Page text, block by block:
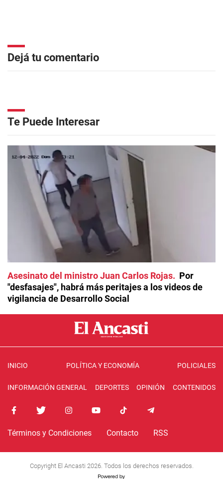
Dejá tu comentario
Te Puede Interesar
Asesinato del ministro Juan Carlos Rojas
Por
"desfasajes", habrá más peritajes a los videos de
vigilancia de Desarrollo Social
INICIO POLÍTICA Y ECONOMÍA POLICIALES
INFORMACIÓN GENERAL DEPORTES OPINIÓN CONTENIDOS
Términos y Condiciones Contacto RSS
Copyright El Ancasti 2026. Todos los derechos reservados.